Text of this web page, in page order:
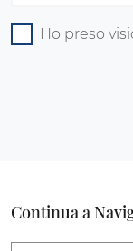
Ho preso
Continua a